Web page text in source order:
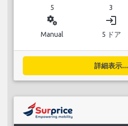
5 3
miscellaneous_services
Manual
login
5 ドア
詳細表示...